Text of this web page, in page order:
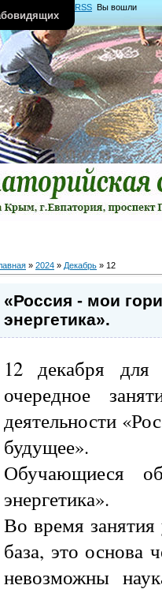
RSS Вы вошли
"Гости"
» 2024 » Декабрь » 12
«Россия - мои
энергетика».
12 декабря
очередное
деятельности
будущее».
Обучающиеся
энергетика».
Во время
база, это основа
невозможны